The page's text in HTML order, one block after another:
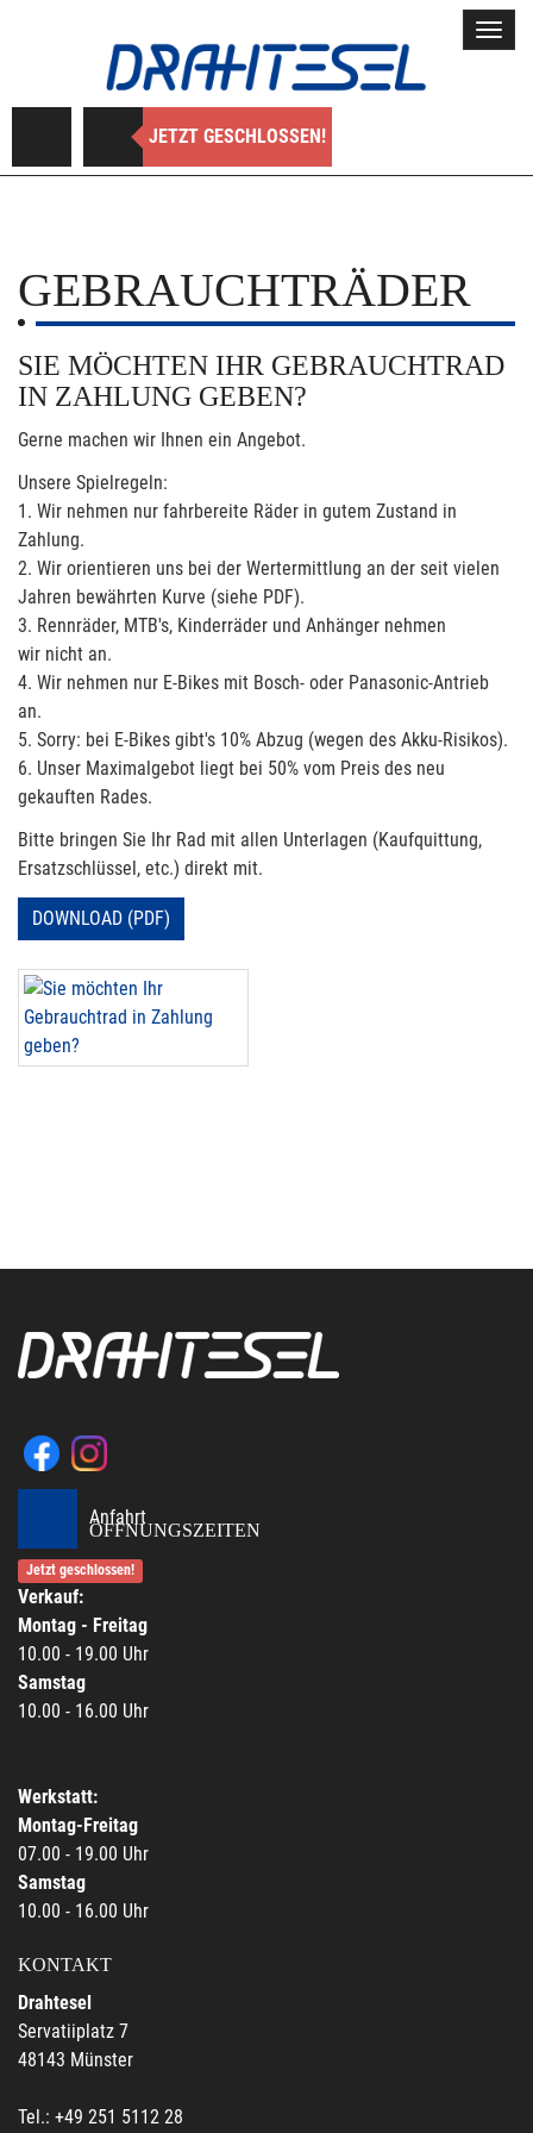
JETZT GESCHLOSSEN!
GEBRAUCHTRÄDER
SIE MÖCHTEN IHR GEBRAUCHTRAD
IN ZAHLUNG GEBEN?
Gerne machen wir Ihnen ein Angebot.
Unsere Spielregeln:
1. Wir nehmen nur fahrbereite Räder in gutem Zustand in
Zahlung.
2. Wir orientieren uns bei der Wertermittlung an der seit vielen
Jahren bewährten Kurve (siehe PDF).
3. Rennräder, MTB's, Kinderräder und Anhänger nehmen
wir nicht an.
4. Wir nehmen nur E-Bikes mit Bosch- oder Panasonic-Antrieb
an.
5. Sorry: bei E-Bikes gibt's 10% Abzug (wegen des Akku-Risikos).
6. Unser Maximalgebot liegt bei 50% vom Preis des neu
gekauften Rades.
Bitte bringen Sie Ihr Rad mit allen Unterlagen (Kaufquittung,
Ersatzschlüssel, etc.) direkt mit.
DOWNLOAD (PDF)
Anfahrt
ÖFFNUNGSZEITEN
Jetzt geschlossen!
Verkauf:
Montag - Freitag
10.00 - 19.00 Uhr
Samstag
10.00 - 16.00 Uhr
Werkstatt:
Montag-Freitag
07.00 - 19.00 Uhr
Samstag
10.00 - 16.00 Uhr
KONTAKT
Drahtesel
Servatiiplatz 7
48143 Münster
Tel.: +49 251 5112 28